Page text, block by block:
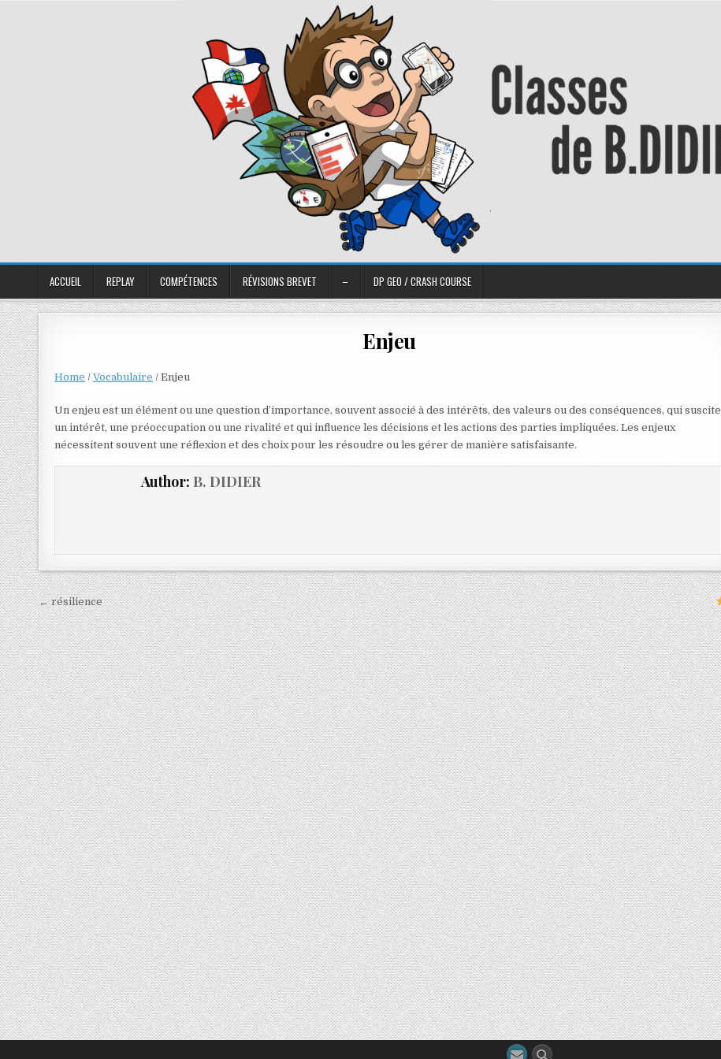
ACCUEIL REPLAY COMPÉTENCES RÉVISIONS BREVET – DP GEO / CRASH COURSE
Enjeu
Home /Vocabulaire /Enjeu
Un enjeu est un élément ou une question d’importance, souvent associé à des intérêts, des valeurs ou des conséquences, qui suscite
un intérêt, une préoccupation ou une rivalité et qui influence les décisions et les actions des parties impliquées. Les enjeux
nécessitent souvent une réflexion et des choix pour les résoudre ou les gérer de manière satisfaisante.
Author: B. DIDIER
← résilience